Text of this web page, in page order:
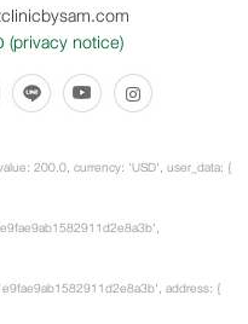
notice)
200.0, currency: 'USD', user_data: {
address: {